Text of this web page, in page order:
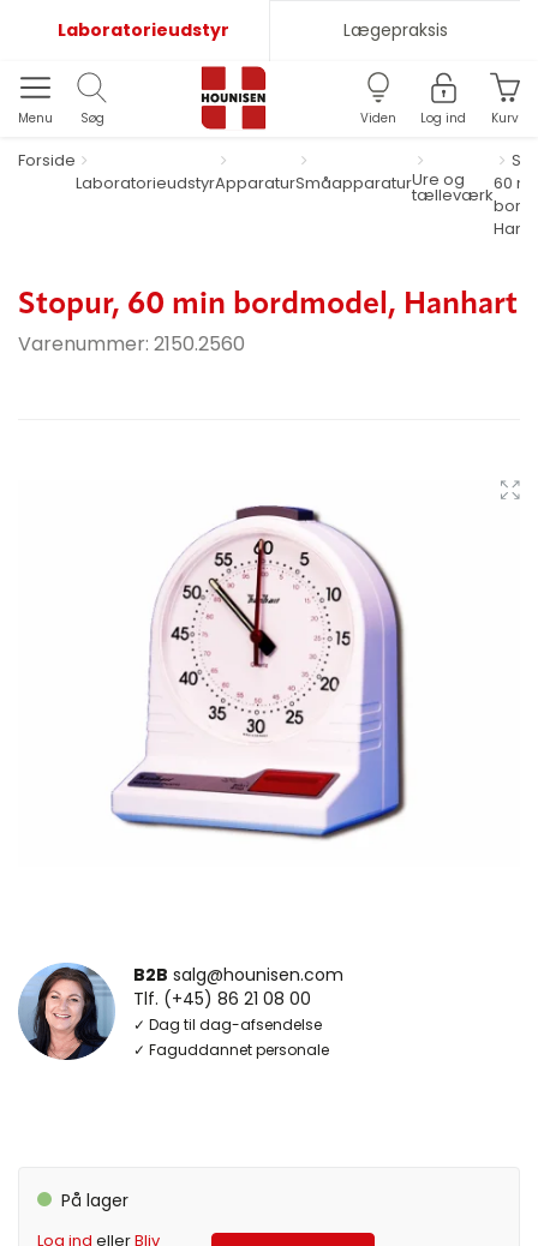
Laboratorieudstyr Lægepraksis
Menu Søg Viden Log ind Kurv
Forside
LaboratorieudstyrApparaturSmåapparaturUre og
tælleværk
60
Stopur, 60 min bordmodel, Hanhart
Varenummer: 2150.2560
B2B salg@hounisen.com
Tlf. (+45) 86 21 08 00
✓ Dag til dag-afsendelse
✓ Faguddannet personale
På lager
Log ind ellerBliv